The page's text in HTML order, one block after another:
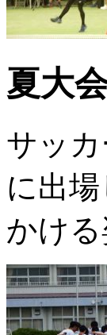
夏大
サッ
に出
かけ